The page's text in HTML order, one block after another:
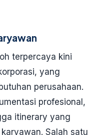
terpercaya kini
yang
perusahaan.
profesional,
itinerary yang
Salah satu